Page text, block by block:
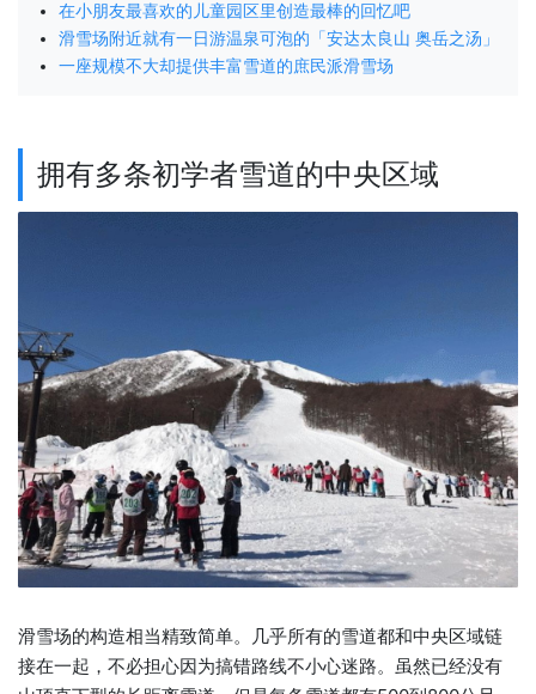
在小朋友最喜欢的儿童园区里创造最棒的回忆吧
滑雪场附近就有一日游温泉可泡的「安达太良山 奥岳之汤」
一座规模不大却提供丰富雪道的庶民派滑雪场
拥有多条初学者雪道的中央区域
滑雪场的构造相当精致简单。几乎所有的雪道都和中央区域链
接在一起，不必担心因为搞错路线不小心迷路。虽然已经没有